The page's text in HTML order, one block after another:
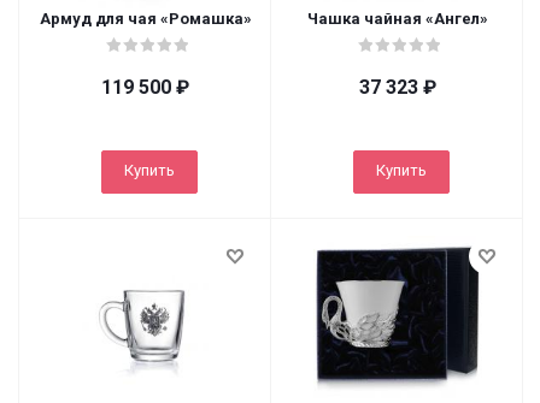
Армуд для чая «Ромашка»
119 500 ₽
Купить
Чашка чайная «Ангел»
37 323₽
Купить